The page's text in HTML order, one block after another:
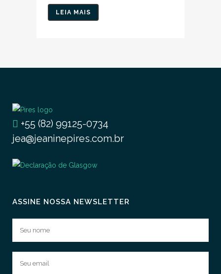
LEIA MAIS
+55 (82) 99125-0734
jea@jeaninepires.com.br
ASSINE NOSSA NEWSLETTER